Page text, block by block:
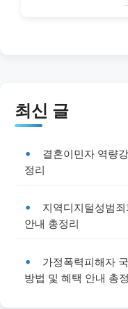
최신 글
결혼이민자 역량
정리
지역디지털성범
안내 총정리
가정폭력피해자
방법 및 혜택 안내 총